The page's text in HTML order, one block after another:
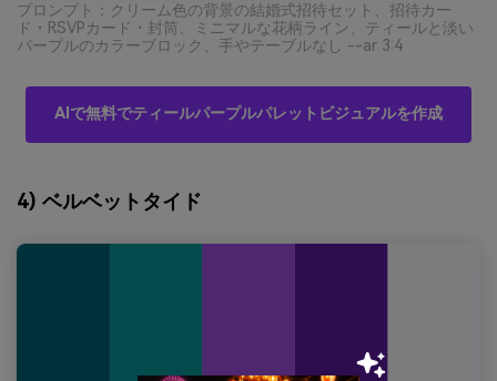
プロンプト：クリーム色の背景の結婚式招待セット、招待カー
ド・RSVPカード・封筒、ミニマルな花柄ライン、ティールと淡い
パープルのカラーブロック、手やテーブルなし --ar 3:4
AIで無料でティールパープルパレットビジュアルを作成
4) ベルベットタイド